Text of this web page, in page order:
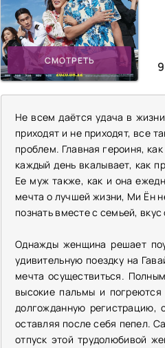
СМОТРЕТЬ
Не всем даётся удача в
приходят и не приходят, все
проблем. Главная героиня,
каждый день вкалывает, как
Ее муж также, как и она
мечта о лучшей жизни, Ми Ён
познать вместе с семьей,
Однажды женщина решает
удивительную поездку на
мечта осуществиться.
высокие пальмы и
долгожданную регистрацию,
оставляя после себя пепел.
отпуск этой трудолюбивой